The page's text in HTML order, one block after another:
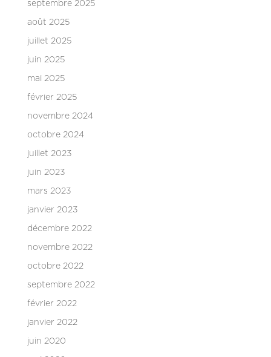
septembre 2025
août 2025
juillet 2025
juin 2025
mai 2025
février 2025
novembre 2024
octobre 2024
juillet 2023
juin 2023
mars 2023
janvier 2023
décembre 2022
novembre 2022
octobre 2022
septembre 2022
février 2022
janvier 2022
juin 2020